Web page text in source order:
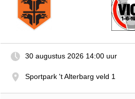
30 augustus 2026 14:00 uur
Sportpark 't Alterbarg veld 1